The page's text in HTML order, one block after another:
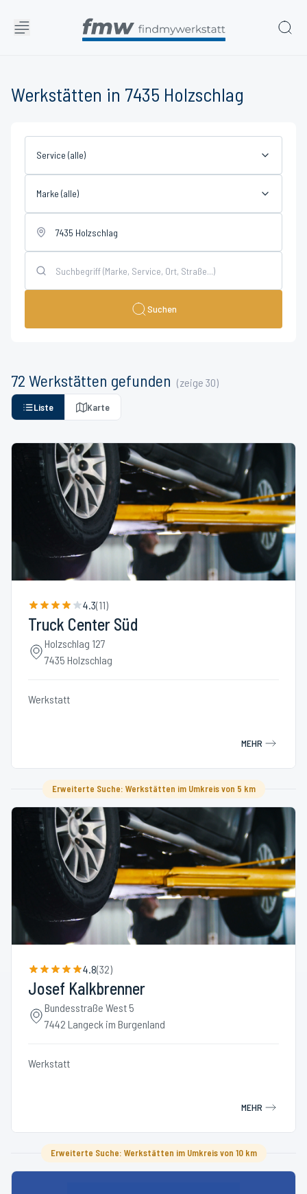
Werkstätten in 7435 Holzschlag
Service (alle)
Marke (alle)
Suchen
72 Werkstätten gefunden (zeige 30)
Liste Karte
4.3(11)
Truck Center Süd
Holzschlag 127
7435 Holzschlag
Werkstatt
MEHR
Erweiterte Suche: Werkstätten im Umkreis von 5 km
4.8(32)
Josef Kalkbrenner
Bundesstraße West 5
7442 Langeck im Burgenland
Werkstatt
MEHR
Erweiterte Suche: Werkstätten im Umkreis von 10 km